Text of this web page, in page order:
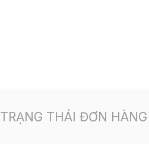
TRẠNG THÁI ĐƠN HÀNG